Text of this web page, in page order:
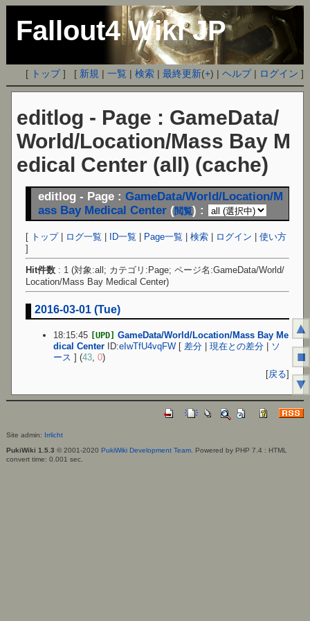
Fallout4 Wiki JP
[ トップ] [ 新規 |一覧 |検索 |最終更新(+) |ヘルプ| ログイン ]
editlog - Page : GameData/
World/Location/Mass Bay M
edical Center (all) (cache)
editlog - Page :GameData/World/Location/M
ass Bay Medical Center (閲覧) :
[ トップ| ログ一覧 | ID一覧 | Page一覧 |検索 | ログイン |使い方
]
Hit件数 : 1 (対象:all; カテゴリ:Page; ページ名:GameData/World/
Location/Mass Bay Medical Center)
2016-03-01 (Tue)
18:15:45 [UPD]
GameData/World/Location/Mass Bay Me
dical Center ID:eIwTfU4vqFW [差分 |現在との差分
ソ
ース ] (43,0)
[戻る]
Site admin: Irrlicht
PukiWiki 1.5.3 © 2001-2020 PukiWiki Development Team. Powered by PHP 7.4 : HTML
convert time: 0.001 sec.
▲
■
▼